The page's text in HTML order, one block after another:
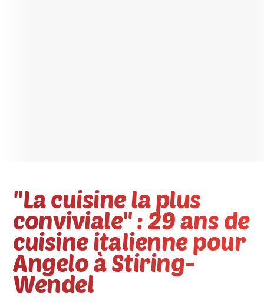
"La cuisine la plus
conviviale" : 29 ans de
cuisine italienne pour
Angelo à Stiring-
Wendel